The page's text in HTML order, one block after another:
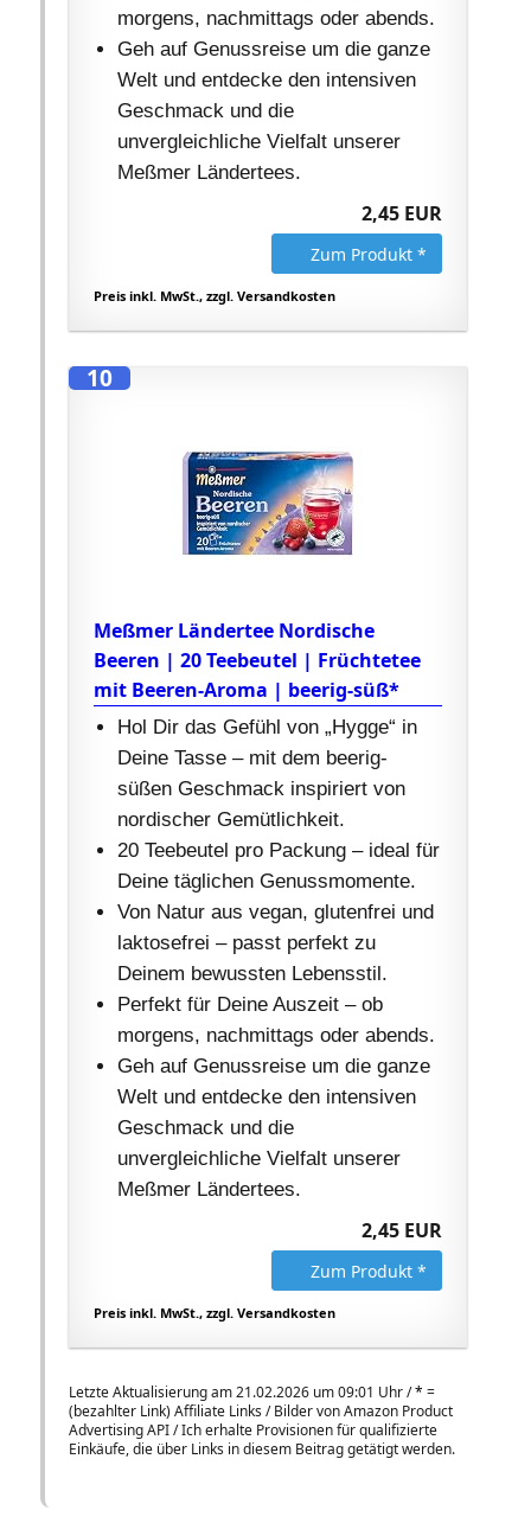
morgens, nachmittags oder abends.
Geh auf Genussreise um die ganze
Welt und entdecke den intensiven
Geschmack und die
unvergleichliche Vielfalt unserer
Meßmer Ländertees.
2,45 EUR
Zum Produkt *
Preis inkl. MwSt., zzgl. Versandkosten
10
Meßmer Ländertee Nordische
Beeren | 20 Teebeutel | Früchtetee
mit Beeren-Aroma | beerig-süß*
Hol Dir das Gefühl von „Hygge“ in
Deine Tasse – mit dem beerig-
süßen Geschmack inspiriert von
nordischer Gemütlichkeit.
20 Teebeutel pro Packung – ideal für
Deine täglichen Genussmomente.
Von Natur aus vegan, glutenfrei und
laktosefrei – passt perfekt zu
Deinem bewussten Lebensstil.
Perfekt für Deine Auszeit – ob
morgens, nachmittags oder abends.
Geh auf Genussreise um die ganze
Welt und entdecke den intensiven
Geschmack und die
unvergleichliche Vielfalt unserer
Meßmer Ländertees.
2,45 EUR
Zum Produkt *
Preis inkl. MwSt., zzgl. Versandkosten
Letzte Aktualisierung am 21.02.2026 um 09:01 Uhr /* =
(bezahlter Link) Affiliate Links / Bilder von Amazon Product
Advertising API / Ich erhalte Provisionen für qualifizierte
Einkäufe, die über Links in diesem Beitrag getätigt werden.